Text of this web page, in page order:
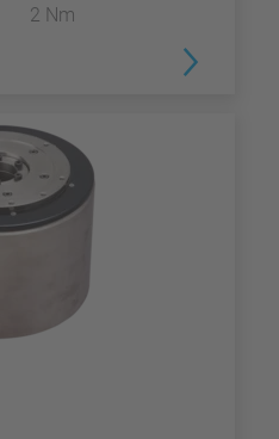
2 Nm